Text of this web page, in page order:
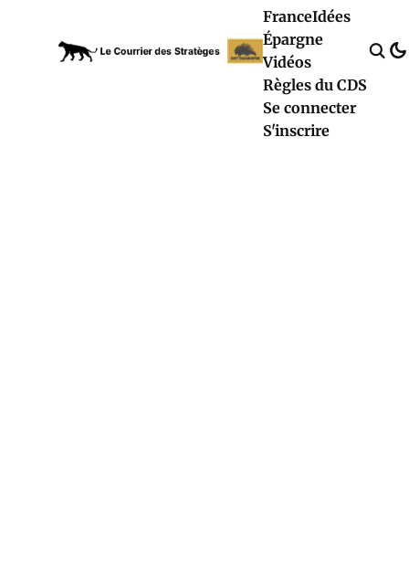
FranceIdées
Épargne
Vidéos
Règles du CDS
Se connecter
S'inscrire